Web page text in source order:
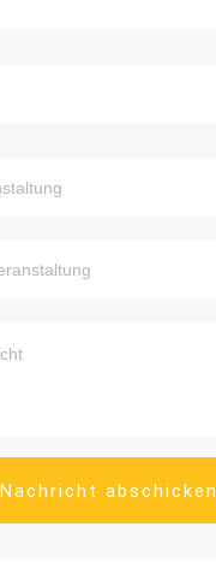
abschicken